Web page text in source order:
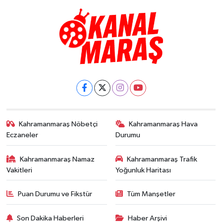
Kahramanmaraş Nöbetçi
Eczaneler
Kahramanmaraş Hava
Durumu
Kahramanmaraş Namaz
Vakitleri
Kahramanmaraş Trafik
Yoğunluk Haritası
Puan Durumu ve Fikstür Tüm Manşetler
Son Dakika Haberleri Haber Arşivi